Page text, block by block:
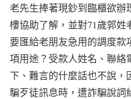
老先生捧著現鈔到臨櫃欲辦
樓協助了解，並對71歲郭
要匯給老朋友急用的調度款
項用途？受款人姓名、聯絡
下、難言的什麼話也不說，
騙歹徒訊息時，遭詐騙說